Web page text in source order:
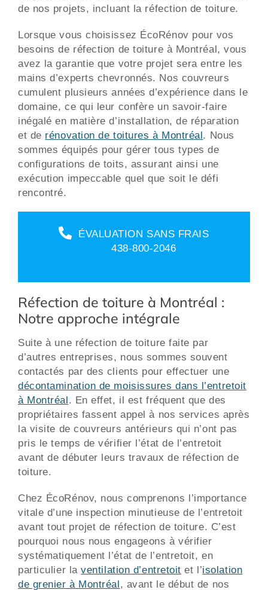
de nos projets, incluant la réfection de toiture.
Lorsque vous choisissez ÉcoRénov pour vos
besoins de réfection de toiture à Montréal, vous
avez la garantie que votre projet sera entre les
mains d’experts chevronnés. Nos couvreurs
cumulent plusieurs années d’expérience dans le
domaine, ce qui leur confère un savoir-faire
inégalé en matière d’installation, de réparation
et de rénovation de toitures à Montréal . Nous
sommes équipés pour gérer tous types de
configurations de toits, assurant ainsi une
exécution impeccable quel que soit le défi
rencontré.
ÉVALUATION SANS FRAIS
438-800-2046
Réfection de toiture à Montréal :
Notre approche intégrale
Suite à une réfection de toiture faite par
d’autres entreprises, nous sommes souvent
contactés par des clients pour effectuer une
décontamination de moisissures dans l’entretoit
à Montréal. En effet, il est fréquent que des
propriétaires fassent appel à nos services après
la visite de couvreurs antérieurs qui n’ont pas
pris le temps de vérifier l’état de l’entretoit
avant de débuter leurs travaux de réfection de
toiture.
Chez ÉcoRénov, nous comprenons l’importance
vitale d’une inspection minutieuse de l’entretoit
avant tout projet de réfection de toiture. C’est
pourquoi nous nous engageons à vérifier
systématiquement l’état de l’entretoit, en
particulier laventilation d’entretoit et l’isolation
de grenier à Montréal, avant le début de nos